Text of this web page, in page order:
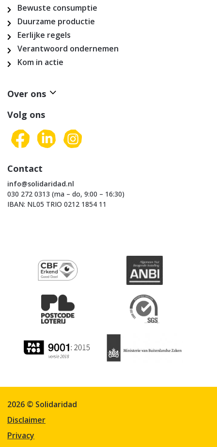
Bewuste consumptie
Duurzame productie
Eerlijke regels
Verantwoord ondernemen
Kom in actie
Over ons
Volg ons
Contact
info@solidaridad.nl
030 272 0313 (ma – do, 9:00 – 16:30)
IBAN: NL05 TRIO 0212 1854 11
2026 © Solidaridad
Disclaimer
Privacy